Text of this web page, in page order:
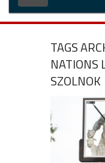
TAGS
NATIONS
SZOLNOK